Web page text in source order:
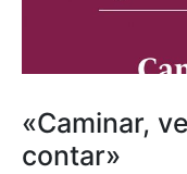
«Caminar,
contar»